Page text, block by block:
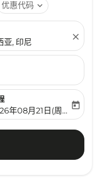
优惠代码 expand_more
亚, 印尼
close
labelreturn-date-
年08月21日(周五)
today